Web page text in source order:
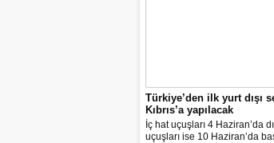
Türkiye’den ilk yurt dışı
Kıbrıs’a yapılacak
İç hat uçuşları 4 Haziran’da
uçuşları ise 10 Haziran’da